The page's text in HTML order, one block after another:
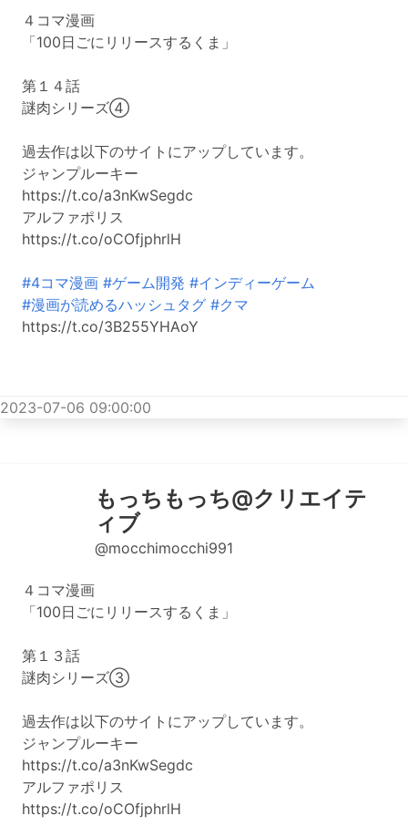
４コマ漫画
「100日ごにリリースするくま」
第１４話
謎肉シリーズ④
過去作は以下のサイトにアップしています。
ジャンプルーキー
https://t.co/a3nKwSegdc
アルファポリス
https://t.co/oCOfjphrlH
#4コマ漫画 #ゲーム開発 #インディーゲーム
#漫画が読めるハッシュタグ #クマ
https://t.co/3B255YHAoY
2023-07-06 09:00:00
もっちもっち@クリエイテ
ィブ
@mocchimocchi991
４コマ漫画
「100日ごにリリースするくま」
第１３話
謎肉シリーズ③
過去作は以下のサイトにアップしています。
ジャンプルーキー
https://t.co/a3nKwSegdc
アルファポリス
https://t.co/oCOfjphrlH